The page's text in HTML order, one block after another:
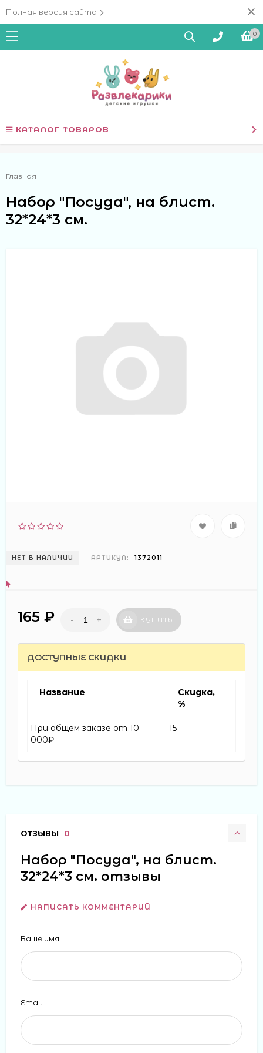
Полная версия сайта
0
КАТАЛОГ ТОВАРОВ
Главная
Набор "Посуда", на блист.
32*24*3 см.
НЕТ В НАЛИЧИИ АРТИКУЛ: 1372011
165 ₽ - + КУПИТЬ
ДОСТУПНЫЕ СКИДКИ
Название
Скидка,
%
При общем заказе от 10
000₽
15
ОТЗЫВЫ 0
Набор "Посуда", на блист.
32*24*3 см. отзывы
НАПИСАТЬ КОММЕНТАРИЙ
Ваше имя
Email